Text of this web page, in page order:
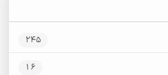
245
16